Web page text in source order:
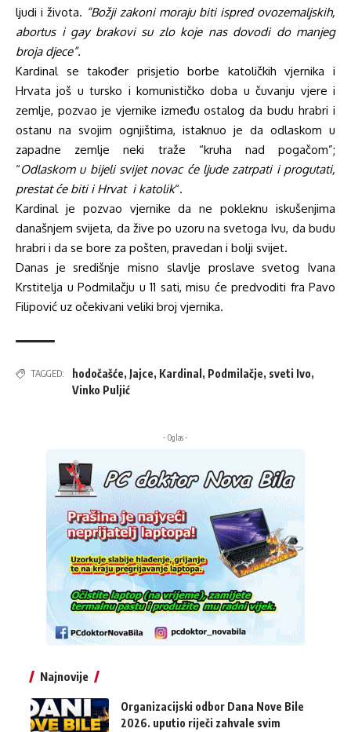
ljudi i života. “Božji zakoni moraju biti ispred ovozemaljskih,
abortus i gay brakovi su zlo koje nas dovodi do manjeg
broja djece”.
Kardinal se također prisjetio borbe katoličkih vjernika i
Hrvata još u tursko i komunističko doba u čuvanju vjere i
zemlje, pozvao je vjernike između ostalog da budu hrabri i
ostanu na svojim ognjištima, istaknuo je da odlaskom u
zapadne zemlje neki traže “kruha nad pogačom”;
“Odlaskom u bijeli svijet novac će ljude zatrpati i progutati,
prestat će biti i Hrvat i katolik“.
Kardinal je pozvao vjernike da ne pokleknu iskušenjima
današnjem svijeta, da žive po uzoru na svetoga Ivu, da budu
hrabri i da se bore za pošten, pravedan i bolji svijet.
Danas je središnje misno slavlje proslave svetog Ivana
Krstitelja u Podmilačju u 11 sati, misu će predvoditi fra Pavo
Filipović uz očekivani veliki broj vjernika.
TAGGED: hodočašće, Jajce, Kardinal , Podmilačje, sveti Ivo,
Vinko Puljić
- Oglas -
Najnovije
Organizacijski odbor Dana Nove Bile
2026. uputio riječi zahvale svim